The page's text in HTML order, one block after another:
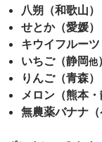
八朔（和歌山）
せとか（愛媛）
キウイフルーツ
いちご（静岡他）
りんご（青森）
メロン（熊本・
無農薬バナナ（